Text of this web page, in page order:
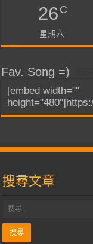
26C
星期六
Fav. Song =)
[embed width=""
搜尋文章